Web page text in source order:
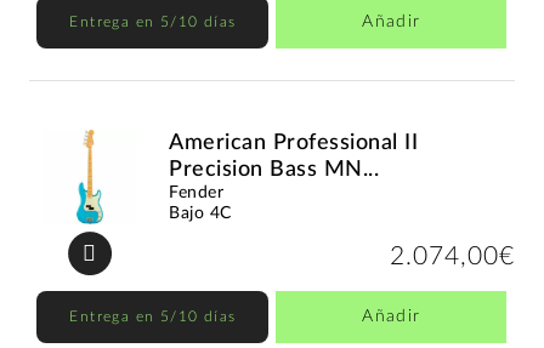
Entrega en 5/10 días Añadir
American Professional II
Precision Bass MN...
Fender
Bajo 4C
2.074,00€
Entrega en 5/10 días Añadir